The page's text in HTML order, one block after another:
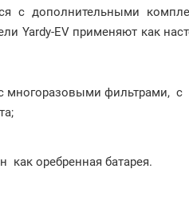
с дополнительными
Yardy-EV применяют как
многоразовыми фильтрами, с
как оребренная батарея.